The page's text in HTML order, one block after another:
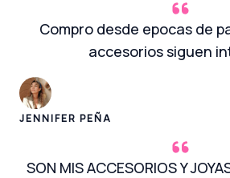
Compro desde epocas de
accesorios siguen
JENNIFER PEÑA
SON MIS ACCESORIOS Y